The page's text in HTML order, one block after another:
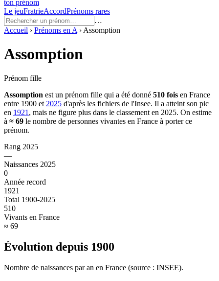
ton prénom
Le jeuFratrieAccordPrénoms rares
…
Accueil › Prénoms en A › Assomption
Assomption
Prénom fille
Assomption est un prénom fille qui a été donné 510 fois en France
entre 1900 et 2025 d'après les fichiers de l'Insee. Il a atteint son pic
en 1921 , mais ne figure plus dans le classement en 2025. On estime
à ≈ 69 le nombre de personnes vivantes en France à porter ce
prénom.
Rang 2025
—
Naissances 2025
0
Année record
1921
Total 1900-2025
510
Vivants en France
≈ 69
Évolution depuis 1900
Nombre de naissances par an en France (source : INSEE).